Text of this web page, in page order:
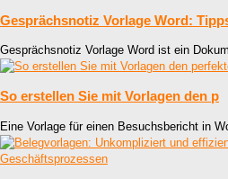
Gesprächsnotiz Vorlage Word:
Gesprächsnotiz Vorlage Word ist ein
So erstellen Sie mit Vorlagen den p
Eine Vorlage für einen Besuchsbericht in